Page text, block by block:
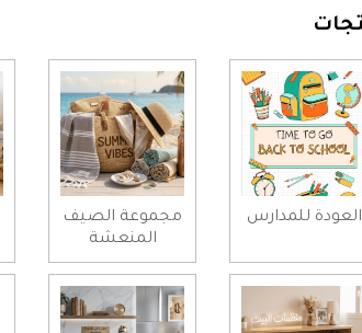
العودة للمدارس
مجموعة الصيف
المنعشة